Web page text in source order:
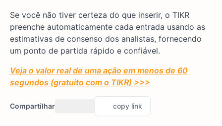
Se você não tiver certeza do que inserir, o TIKR
preenche automaticamente cada entrada usando as
estimativas de consenso dos analistas, fornecendo
um ponto de partida rápido e confiável.
Veja o valor real de uma ação em menos de 60
segundos (gratuito com o TIKR) >>>
Compartilhar copy link